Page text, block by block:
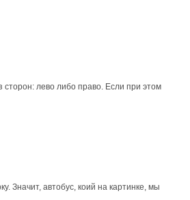
сторон: лево либо право. Если при этом
Значит, автобус, коий на картинке, мы